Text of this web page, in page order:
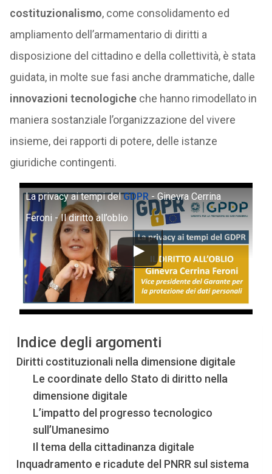
costituzionalismo, come consolidamento ed
ampliamento dell’armamentario di diritti a
disposizione del cittadino e della collettività, è stata
guidata, in molte sue fasi anche drammatiche, dalle
innovazioni tecnologicheche hanno rimodellato in
maniera sostanziale l’organizzazione del vivere
insieme, dei rapporti di potere, delle istanze
giuridiche contingenti.
La privacy ai tempi delGDPR- Ginevra Cerrina
Feroni - Il diritto all’oblio
Indice degli argomenti
Diritti costituzionali nella dimensione digitale
Le coordinate dello Stato di diritto nella
dimensione digitale
L’impatto del progresso tecnologico
sull’Umanesimo
Il tema della cittadinanza digitale
Inquadramento e ricadute del PNRR sul sistema